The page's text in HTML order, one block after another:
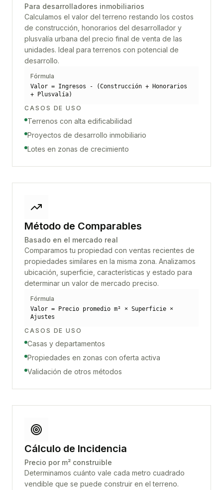
Para desarrolladores inmobiliarios
Calculamos el valor del terreno restando los costos
de construcción, honorarios del desarrollador y
plusvalía urbana del precio final de venta de las
unidades. Ideal para terrenos con potencial de
desarrollo.
Fórmula
Valor = Ingresos - (Construcción + Honorarios
+ Plusvalía)
CASOS DE USO
Terrenos con alta edificabilidad
Proyectos de desarrollo inmobiliario
Lotes en zonas de crecimiento
Método de Comparables
Basado en el mercado real
Comparamos tu propiedad con ventas recientes de
propiedades similares en la misma zona. Analizamos
ubicación, superficie, características y estado para
determinar un valor de mercado preciso.
Fórmula
Valor = Precio promedio m² × Superficie ×
Ajustes
CASOS DE USO
Casas y departamentos
Propiedades en zonas con oferta activa
Validación de otros métodos
Cálculo de Incidencia
Precio por m² construible
Determinamos cuánto vale cada metro cuadrado
vendible que se puede construir en el terreno.